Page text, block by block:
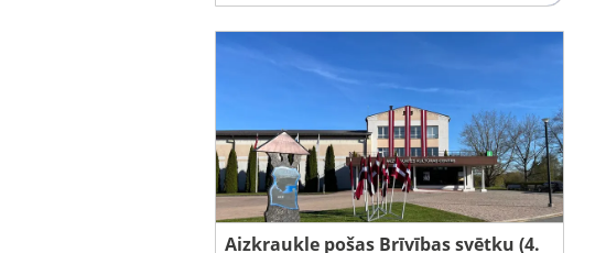
Aizkraukle pošas Brīvības svētku (4.